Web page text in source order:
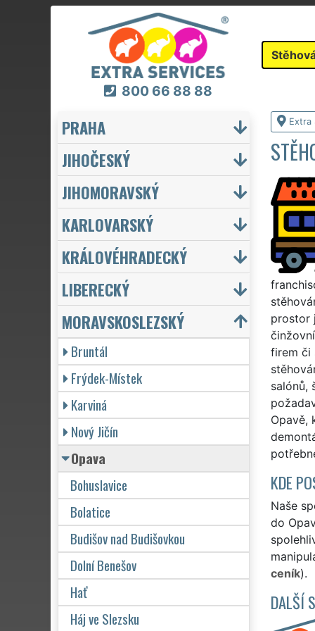
800 66 88 88
Extra
prostor
firem či
salónů,
Opavě,
KDE
Naše
do
ceník).
DALŠÍ
PRAHA
JIHOČESKÝ
JIHOMORAVSKÝ
KARLOVARSKÝ
KRÁLOVÉHRADECKÝ
LIBERECKÝ
MORAVSKOSLEZSKÝ
Bruntál
Frýdek-Místek
Karviná
Nový Jičín
Opava
Bohuslavice
Bolatice
Budišov nad Budišovkou
Dolní Benešov
Hať
Háj ve Slezsku